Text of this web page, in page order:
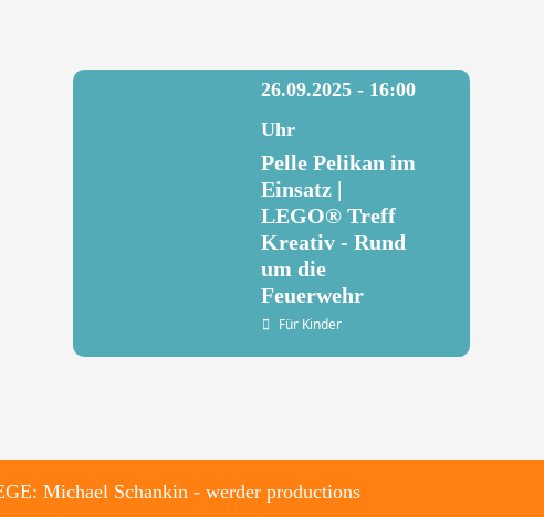
26.09.2025 - 16:00
Uhr
Pelle Pelikan im
Einsatz |
LEGO® Treff
Kreativ - Rund
um die
Feuerwehr
Für Kinder
Michael Schankin - werder productions